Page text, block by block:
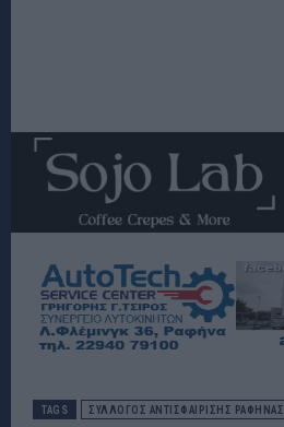
TAGS ΣΥΛΛΟΓΟΣ ΑΝΤΙΣΦΑΙΡΙΣΗΣ ΡΑΦΗΝΑΣ